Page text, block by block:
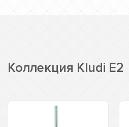
Коллекция Kludi E2